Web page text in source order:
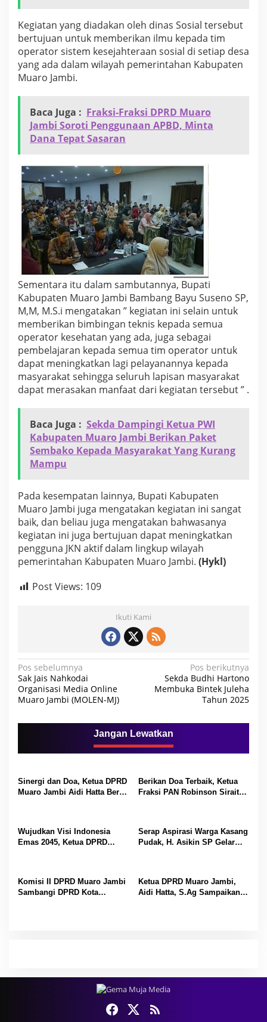
t
e
r
a
a
s
a
l
w
G
e
n
e
r
a
t
i
o
n
(
S
I
K
S
-
N
G
)
d
P
B
I
-
D
T
K
S
Kegiatan yang diadakan oleh dinas Sosial tersebut
bertujuan untuk memberikan ilmu kepada tim
operator sistem kesejahteraan sosial di setiap desa
yang ada dalam wilayah pemerintahan Kabupaten
Muaro Jambi.
Baca Juga : Fraksi-Fraksi DPRD Muaro
Jambi Soroti Penggunaan APBD, Minta
Dana Tepat Sasaran
Sementara itu dalam sambutannya, Bupati
Kabupaten Muaro Jambi Bambang Bayu Suseno SP,
M,M, M.S.i mengatakan ” kegiatan ini selain untuk
memberikan bimbingan teknis kepada semua
operator kesehatan yang ada, juga sebagai
pembelajaran kepada semua tim operator untuk
dapat meningkatkan lagi pelayanannya kepada
masyarakat sehingga seluruh lapisan masyarakat
dapat merasakan manfaat dari kegiatan tersebut ” .
Baca Juga : Sekda Dampingi Ketua PWI
Kabupaten Muaro Jambi Berikan Paket
Sembako Kepada Masyarakat Yang Kurang
Mampu
Pada kesempatan lainnya, Bupati Kabupaten
Muaro Jambi juga mengatakan kegiatan ini sangat
baik, dan beliau juga mengatakan bahwasanya
kegiatan ini juga bertujuan dapat meningkatkan
pengguna JKN aktif dalam lingkup wilayah
pemerintahan Kabupaten Muaro Jambi. (Hykl)
Post Views: 109
Ikuti Kami
N
a
v
i
a
i
s
Pos sebelumnya
Sak Jais Nahkodai
Organisasi Media Online
Muaro Jambi (MOLEN-MJ)
Pos berikutnya
Sekda Budhi Hartono
Membuka Bintek Juleha
Tahun 2025
Jangan Lewatkan
Sinergi dan Doa, Ketua DPRD
Muaro Jambi Aidi Hatta Beri
Berikan Doa Terbaik, Ketua
Fraksi PAN Robinson Sirait
Wujudkan Visi Indonesia
Emas 2045, Ketua DPRD
Serap Aspirasi Warga Kasang
Pudak, H. Asikin SP Gelar
Komisi II DPRD Muaro Jambi
Sambangi DPRD Kota
Ketua DPRD Muaro Jambi,
Aidi Hatta, S.Ag Sampaikan